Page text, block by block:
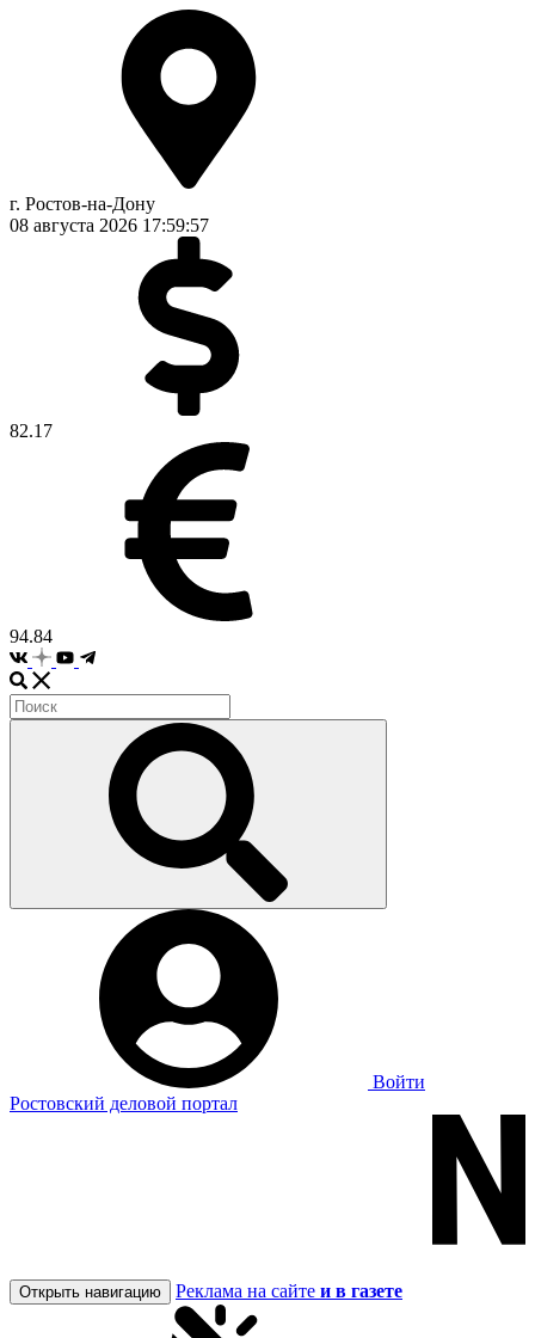
г. Ростов-на-Дону
08 августа 2026 17:59:57
82.17
94.84
Войти
Ростовский деловой портал
Открыть навигацию Реклама на сайте и в газете